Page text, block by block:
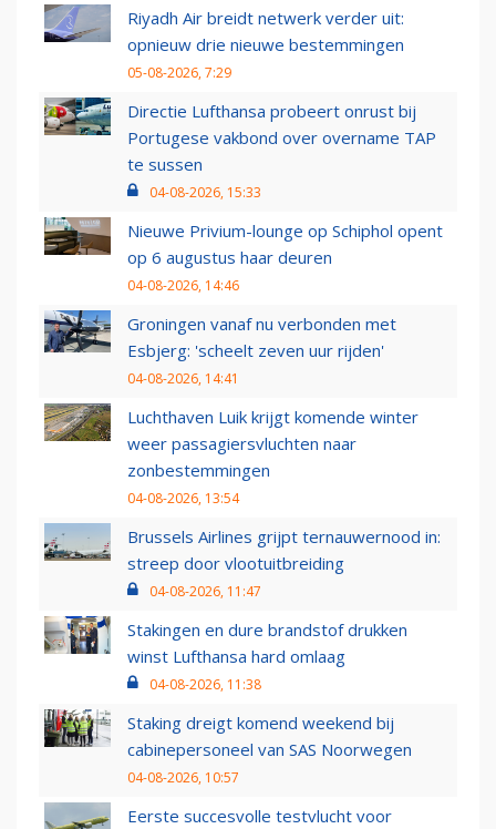
Riyadh Air breidt netwerk verder uit:
opnieuw drie nieuwe bestemmingen
05-08-2026, 7:29
Directie Lufthansa probeert onrust bij
Portugese vakbond over overname TAP
te sussen
04-08-2026, 15:33
Nieuwe Privium-lounge op Schiphol opent
op 6 augustus haar deuren
04-08-2026, 14:46
Groningen vanaf nu verbonden met
Esbjerg: 'scheelt zeven uur rijden'
04-08-2026, 14:41
Luchthaven Luik krijgt komende winter
weer passagiersvluchten naar
zonbestemmingen
04-08-2026, 13:54
Brussels Airlines grijpt ternauwernood in:
streep door vlootuitbreiding
04-08-2026, 11:47
Stakingen en dure brandstof drukken
winst Lufthansa hard omlaag
04-08-2026, 11:38
Staking dreigt komend weekend bij
cabinepersoneel van SAS Noorwegen
04-08-2026, 10:57
Eerste succesvolle testvlucht voor